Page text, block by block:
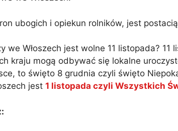
ubogich i opiekun rolników, jest
we Włoszech jest wolne 11 listopada?
kraju mogą odbywać się lokalne
to święto 8 grudnia czyli święto
jest 1 listopada czyli Wszystkich